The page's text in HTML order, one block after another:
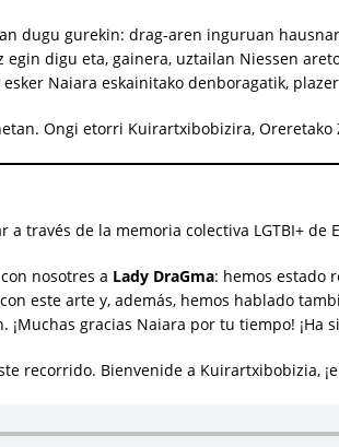
dugu gurekin: drag-aren inguruan
digu eta, gainera, uztailan Niessen
Naiara eskainitako denboragatik,
Ongi etorri Kuirartxibobizira,
a través de la memoria colectiva LGTBI+ de
nosotres a Lady DraGma: hemos estado
este arte y, además, hemos hablado
¡Muchas gracias Naiara por tu tiempo! ¡Ha
recorrido. Bienvenide a Kuirartxibobizia,